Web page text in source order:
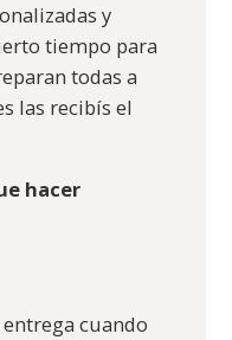
y
tiempo para
todas a
las recibís el
hacer
cuando